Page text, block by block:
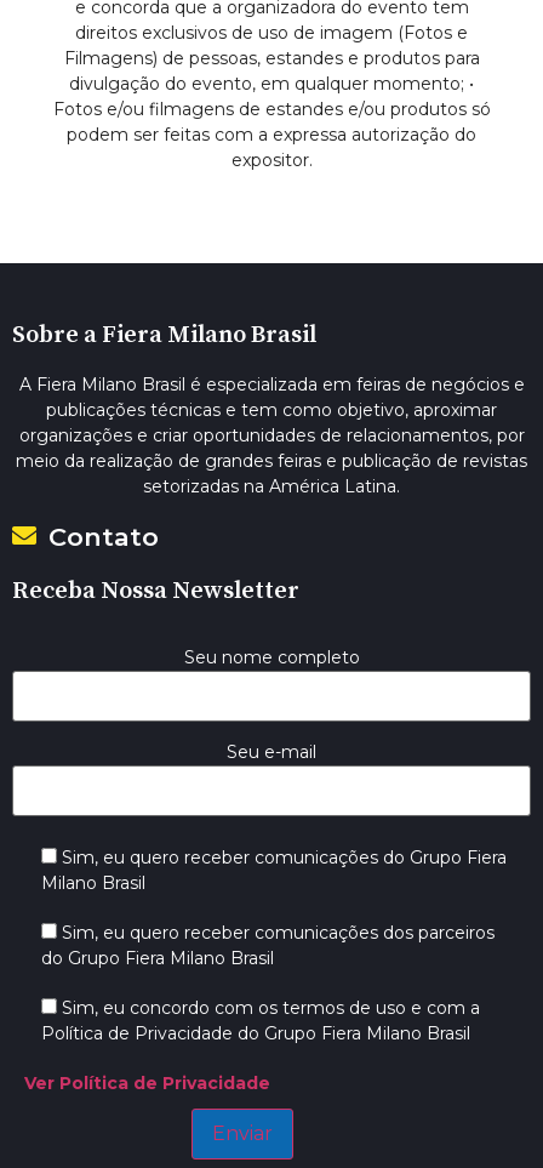
e concorda que a organizadora do evento tem
direitos exclusivos de uso de imagem (Fotos e
Filmagens) de pessoas, estandes e produtos para
divulgação do evento, em qualquer momento; •
Fotos e/ou filmagens de estandes e/ou produtos só
podem ser feitas com a expressa autorização do
expositor.
Sobre a Fiera Milano Brasil
A Fiera Milano Brasil é especializada em feiras de negócios e
publicações técnicas e tem como objetivo, aproximar
organizações e criar oportunidades de relacionamentos, por
meio da realização de grandes feiras e publicação de revistas
setorizadas na América Latina.
Contato
Receba Nossa Newsletter
Seu nome completo
Seu e-mail
Sim, eu quero receber comunicações do Grupo Fiera
Milano Brasil
Sim, eu quero receber comunicações dos parceiros
do Grupo Fiera Milano Brasil
Sim, eu concordo com os termos de uso e com a
Política de Privacidade do Grupo Fiera Milano Brasil
Ver Política de Privacidade